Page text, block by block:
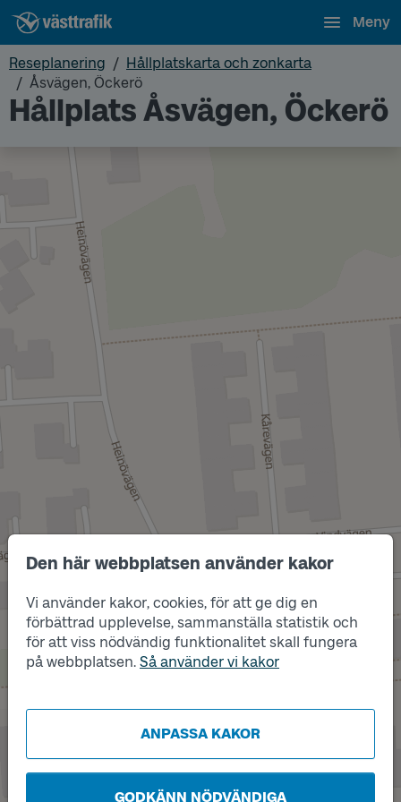
Den här webbplatsen använder kakor
Vi använder kakor, cookies, för att ge dig en
förbättrad upplevelse, sammanställa statistik och
för att viss nödvändig funktionalitet skall fungera
på webbplatsen. Så använder vi kakor
ANPASSA KAKOR
GODKÄNN NÖDVÄNDIGA
Meny
Reseplanering
Hållplatskarta och zonkarta
Åsvägen, Öckerö
Hållplats Åsvägen, Öckerö
Läge
B